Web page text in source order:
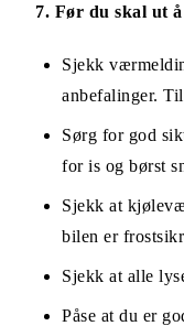
7. Før du skal ut
Sjekk
anbefalinger.
Sørg for god
for is og børst
Sjekk at
bilen er
Sjekk at alle
Påse at du er